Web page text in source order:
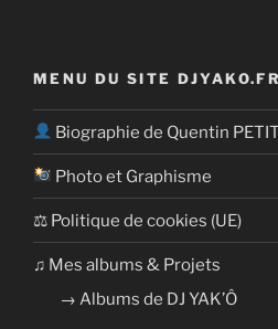
MENU DU SITE DJYAKO.FR
Biographie de Quentin
Photo et Graphisme
⚖ Politique de cookies (UE)
​​♫ Mes albums & Projets
→ Albums de DJ YAK’Ô